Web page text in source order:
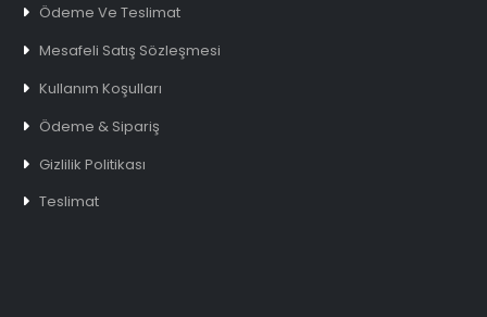
Ödeme Ve Teslimat
Mesafeli Satış Sözleşmesi
Kullanım Koşulları
Ödeme & Sipariş
Gizlilik Politikası
Teslimat